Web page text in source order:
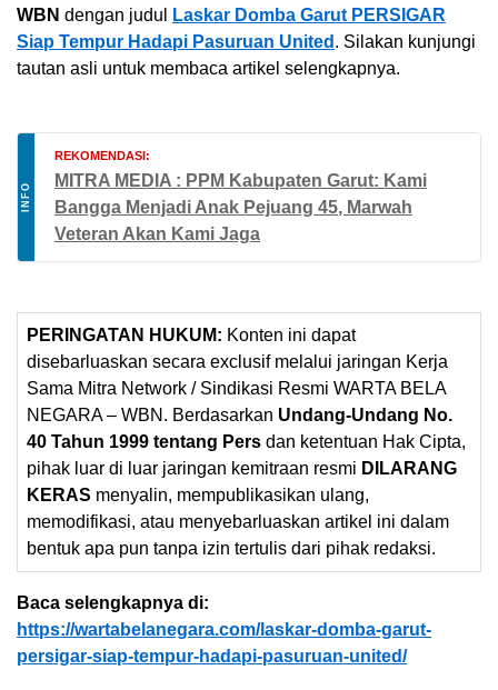
WBN dengan judul
Laskar Domba Garut PERSIGAR
Siap Tempur Hadapi Pasuruan United . Silakan kunjungi
tautan asli untuk membaca artikel selengkapnya.
INFO
REKOMENDASI:
MITRA MEDIA : PPM Kabupaten Garut: Kami
Bangga Menjadi Anak Pejuang 45, Marwah
Veteran Akan Kami Jaga
PERINGATAN HUKUM: Konten ini dapat
disebarluaskan secara exclusif melalui jaringan Kerja
Sama Mitra Network / Sindikasi Resmi WARTA BELA
NEGARA – WBN. Berdasarkan Undang-Undang No.
40 Tahun 1999 tentang Pers dan ketentuan Hak Cipta,
pihak luar di luar jaringan kemitraan resmi DILARANG
KERAS menyalin, mempublikasikan ulang,
memodifikasi, atau menyebarluaskan artikel ini dalam
bentuk apa pun tanpa izin tertulis dari pihak redaksi.
Baca selengkapnya di:
https://wartabelanegara.com/laskar-domba-garut-
persigar-siap-tempur-hadapi-pasuruan-united/